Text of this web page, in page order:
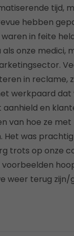
tijd,
hebben
in feite
onze medici,
in reclame,
werkpaard dat
en
van hoe ze
Het was
trots op onze
weer terug